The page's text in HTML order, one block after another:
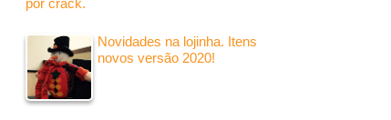
Novidades na lojinha. Itens
novos versão 2020!